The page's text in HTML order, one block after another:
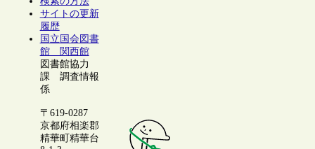
サイトの更新
履歴
国立国会図書
館 関西館
図書館協力
課 調査情報
係
〒619-0287
京都府相楽郡
精華町精華台